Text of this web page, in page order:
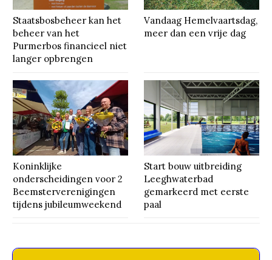
Staatsbosbeheer kan het
beheer van het
Purmerbos financieel niet
langer opbrengen
Vandaag Hemelvaartsdag,
meer dan een vrije dag
Koninklijke
onderscheidingen voor 2
Beemsterverenigingen
tijdens jubileumweekend
Start bouw uitbreiding
Leeghwaterbad
gemarkeerd met eerste
paal